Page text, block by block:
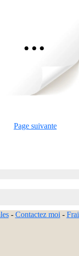
Page suivante
- Contactez moi -